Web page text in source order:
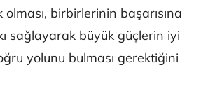
birbirlerinin başarısına
sağlayarak büyük güçlerin iyi
yolunu bulması gerektiğini